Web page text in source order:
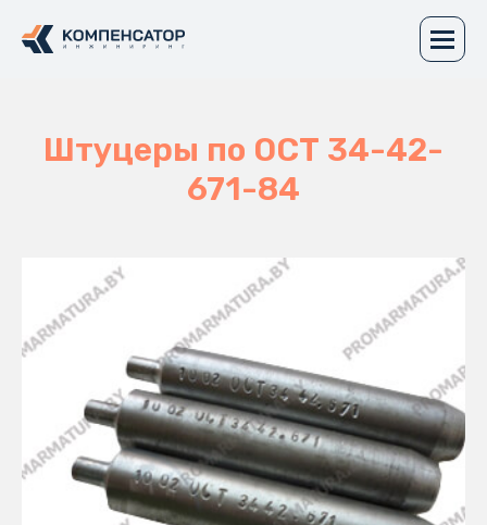
Штуцеры по ОСТ 34-42-
671-84